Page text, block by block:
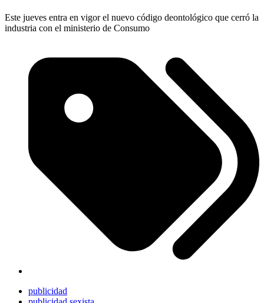
Este jueves entra en vigor el nuevo código deontológico que cerró la
industria con el ministerio de Consumo
publicidad